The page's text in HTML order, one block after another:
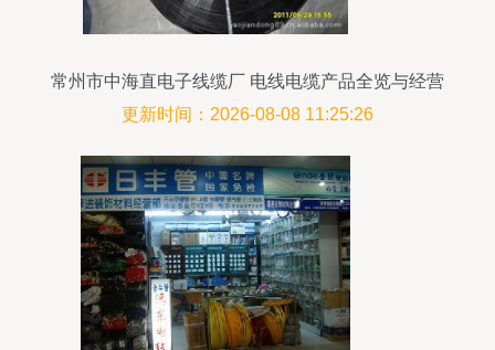
常州市中海直电子线缆厂 电线电缆产品全览与经营
之道
更新时间：2026-08-08 11:25:26